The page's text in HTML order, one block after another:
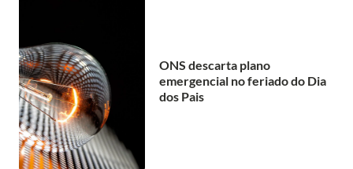
ONS descarta plano
emergencial no feriado do Dia
dos Pais